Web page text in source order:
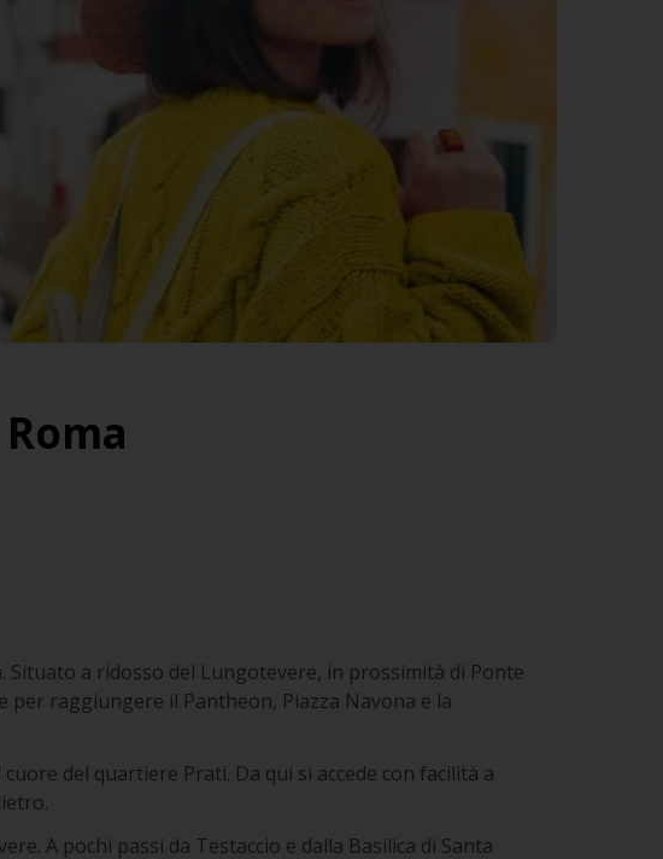
a ridosso del Lungotevere, in prossimità di Ponte
raggiungere il Pantheon, Piazza Navona e la
del quartiere Prati. Da qui si accede con facilità a
A pochi passi da Testaccio e dalla Basilica di Santa